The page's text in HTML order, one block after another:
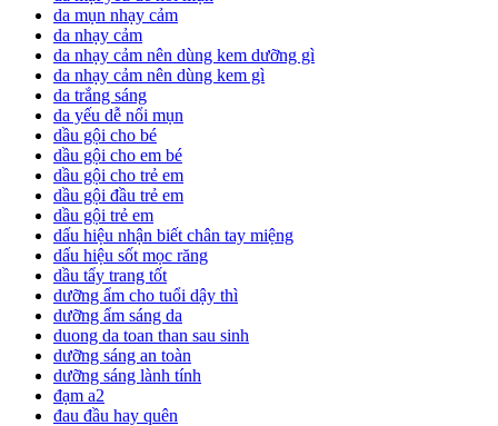
da mụn nhạy cảm
da nhạy cảm
da nhạy cảm nên dùng kem dưỡng gì
da nhạy cảm nên dùng kem gì
da trắng sáng
da yếu dễ nổi mụn
dầu gội cho bé
dầu gội cho em bé
dầu gội cho trẻ em
dầu gội đầu trẻ em
dầu gội trẻ em
dấu hiệu nhận biết chân tay miệng
dấu hiệu sốt mọc răng
dầu tẩy trang tốt
dưỡng ẩm cho tuổi dậy thì
dưỡng ẩm sáng da
duong da toan than sau sinh
dưỡng sáng an toàn
dưỡng sáng lành tính
đạm a2
đau đầu hay quên